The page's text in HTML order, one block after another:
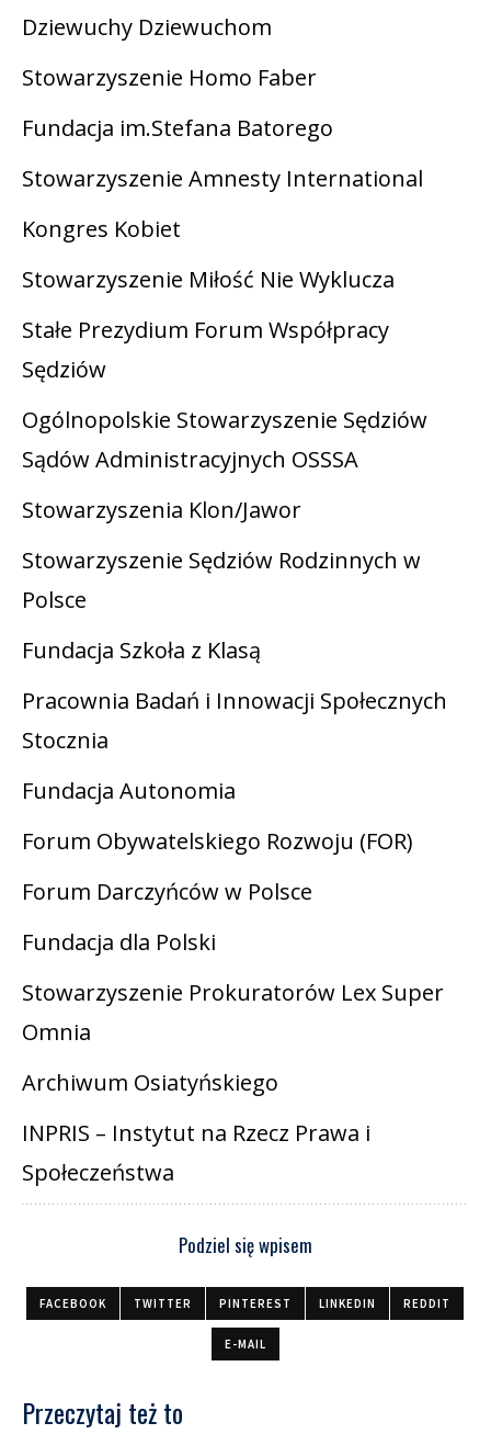
Dziewuchy Dziewuchom
Stowarzyszenie Homo Faber
Fundacja im.Stefana Batorego
Stowarzyszenie Amnesty International
Kongres Kobiet
Stowarzyszenie Miłość Nie Wyklucza
Stałe Prezydium Forum Współpracy
Sędziów
Ogólnopolskie Stowarzyszenie Sędziów
Sądów Administracyjnych OSSSA
Stowarzyszenia Klon/Jawor
Stowarzyszenie Sędziów Rodzinnych w
Polsce
Fundacja Szkoła z Klasą
Pracownia Badań i Innowacji Społecznych
Stocznia
Fundacja Autonomia
Forum Obywatelskiego Rozwoju (FOR)
Forum Darczyńców w Polsce
Fundacja dla Polski
Stowarzyszenie Prokuratorów Lex Super
Omnia
Archiwum Osiatyńskiego
INPRIS – Instytut na Rzecz Prawa i
Społeczeństwa
Podziel się wpisem
FACEBOOK TWITTER PINTEREST LINKEDIN REDDIT
E-MAIL
Przeczytaj też to